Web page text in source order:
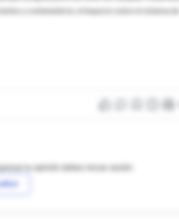
y contenedores, el impacto sobre el sistema de
tu opinión debes iniciar sesión